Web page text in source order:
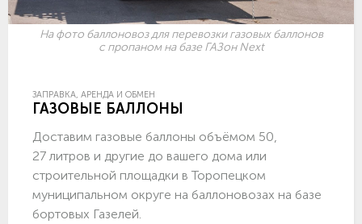
На фото баллоновоз для перевозки газовых баллонов
с пропаном на базе ГАЗон Next
ЗАПРАВКА, АРЕНДА И ОБМЕН
ГАЗОВЫЕ БАЛЛОНЫ
Доставим газовые баллоны объёмом 50,
27 литров и другие до вашего дома или
строительной площадки в Торопецком
муниципальном округе на баллоновозах на базе
бортовых Газелей.